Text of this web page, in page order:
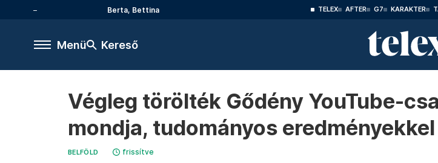
Berta, Bettina TELEX AFTER G7 KARAKTER
Menü Kereső
Végleg törölték Gődény YouTube-
mondja, tudományos
BELFÖLD frissítve